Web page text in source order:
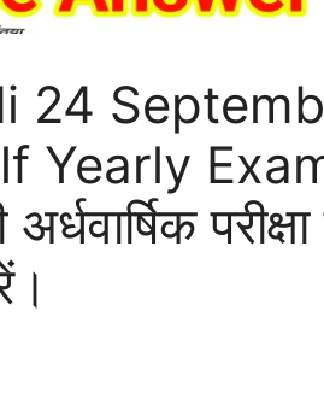
24
Yearly
अर्धवार्षिक